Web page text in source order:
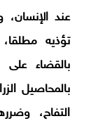
عند
تؤذيه
بالقضاء على
بالمحاصيل
التفاح،